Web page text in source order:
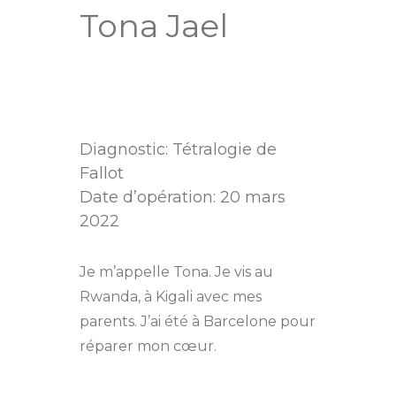
Tona Jael
Diagnostic: Tétralogie de
Fallot
Date d’opération: 20 mars
2022
Je m’appelle Tona. Je vis au
Rwanda, à Kigali avec mes
parents. J’ai été à Barcelone pour
réparer mon cœur.